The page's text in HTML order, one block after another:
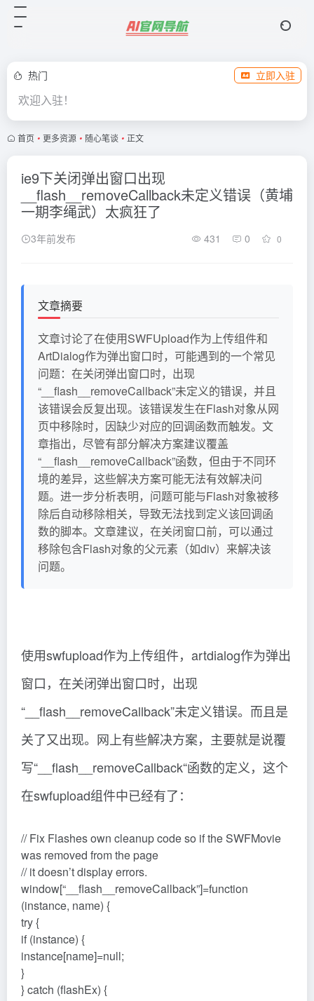
热门 立即入驻
欢迎入驻！
首页 • 更多资源 • 随心笔谈 • 正文
ie9下关闭弹出窗口出现
__flash__removeCallback未定义错误（黄埔
一期李绳武）太疯狂了
3年前发布 431 0 0
文章摘要
文章讨论了在使用SWFUpload作为上传组件和
ArtDialog作为弹出窗口时，可能遇到的一个常见
问题：在关闭弹出窗口时，出现
“__flash__removeCallback”未定义的错误，并且
该错误会反复出现。该错误发生在Flash对象从网
页中移除时，因缺少对应的回调函数而触发。文
章指出，尽管有部分解决方案建议覆盖
“__flash__removeCallback”函数，但由于不同环
境的差异，这些解决方案可能无法有效解决问
题。进一步分析表明，问题可能与Flash对象被移
除后自动移除相关，导致无法找到定义该回调函
数的脚本。文章建议，在关闭窗口前，可以通过
移除包含Flash对象的父元素（如div）来解决该
问题。
使用swfupload作为上传组件，artdialog作为弹出
窗口，在关闭弹出窗口时，出现
“__flash__removeCallback”未定义错误。而且是
关了又出现。网上有些解决方案，主要就是说覆
写“__flash__removeCallback“函数的定义，这个
在swfupload组件中已经有了：
// Fix Flashes own cleanup code so if the SWFMovie
was removed from the page
// it doesn’t display errors.
window[“__flash__removeCallback”]=function
(instance, name) {
try {
if (instance) {
instance[name]=null;
}
} catch (flashEx) {